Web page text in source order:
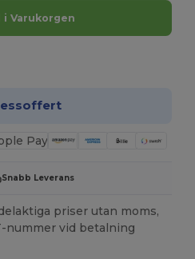
i Varukorgen
Snabb Leverans
priser utan moms,
nummer vid betalning